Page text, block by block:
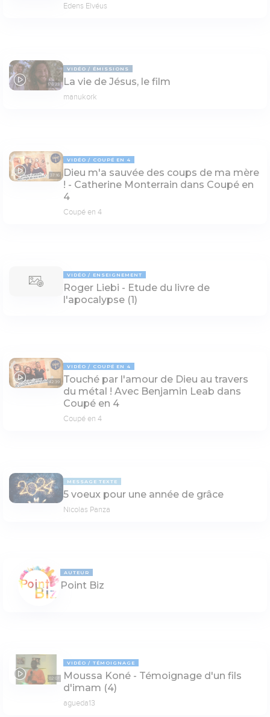
Edens Elvéus
176:23
VIDÉO ÉMISSIONS
La vie de Jésus, le film
manukork
37:16
VIDÉO COUPÉ EN 4
Dieu m'a sauvée des coups de ma mère
! - Catherine Monterrain dans Coupé en
4
Coupé en 4
VIDÉO ENSEIGNEMENT
Roger Liebi - Etude du livre de
l'apocalypse (1)
42:39
VIDÉO COUPÉ EN 4
Touché par l'amour de Dieu au travers
du métal ! Avec Benjamin Leab dans
Coupé en 4
Coupé en 4
MESSAGE TEXTE
5 voeux pour une année de grâce
Nicolas Panza
AUTEUR
Point Biz
02:07
VIDÉO TÉMOIGNAGE
Moussa Koné - Témoignage d'un fils
d'imam (4)
agueda13